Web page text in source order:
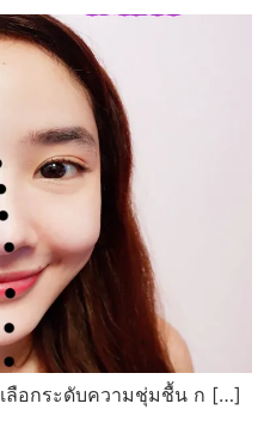
ลือกระดับความชุ่มชื้น ก […]